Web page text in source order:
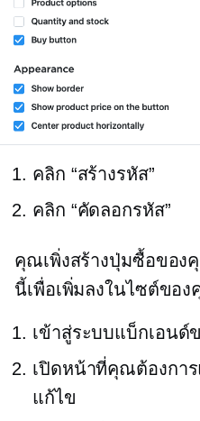
คลิก “สร้างรหัส”
คลิก “คัดลอกรหัส”
คุณเพิ่งสร้างปุ่มซื้อของ
นี้เพื่อเพิ่มลงในไซต์ขอ
เข้าสู่ระบบแบ็กเอนด์
เปิดหน้าที่คุณต้องกา
แก้ไข